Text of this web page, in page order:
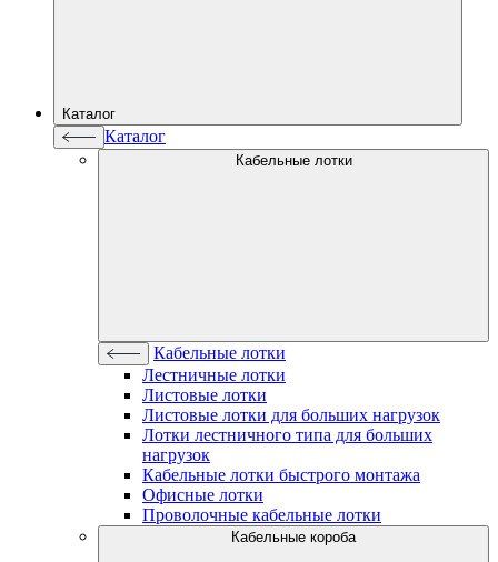
Каталог
Каталог
Кабельные лотки
Кабельные лотки
Лестничные лотки
Листовые лотки
Листовые лотки для больших нагрузок
Лотки лестничного типа для больших
нагрузок
Кабельные лотки быстрого монтажа
Офисные лотки
Проволочные кабельные лотки
Кабельные короба